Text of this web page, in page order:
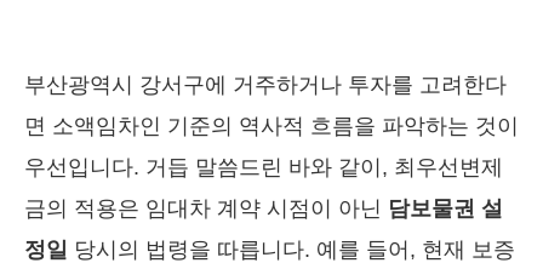
부산광역시 강서구에 거주하거나 투자를 고려한다
면 소액임차인 기준의 역사적 흐름을 파악하는 것이
우선입니다. 거듭 말씀드린 바와 같이, 최우선변제
금의 적용은 임대차 계약 시점이 아닌 담보물권 설
정일 당시의 법령을 따릅니다. 예를 들어, 현재 보증